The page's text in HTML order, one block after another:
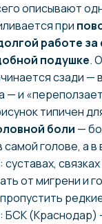
описывают
при
работе
подушке.
сзади —
— и
типичен
боли —
голове, а в
от мигрени и
БСК (Краснодар)